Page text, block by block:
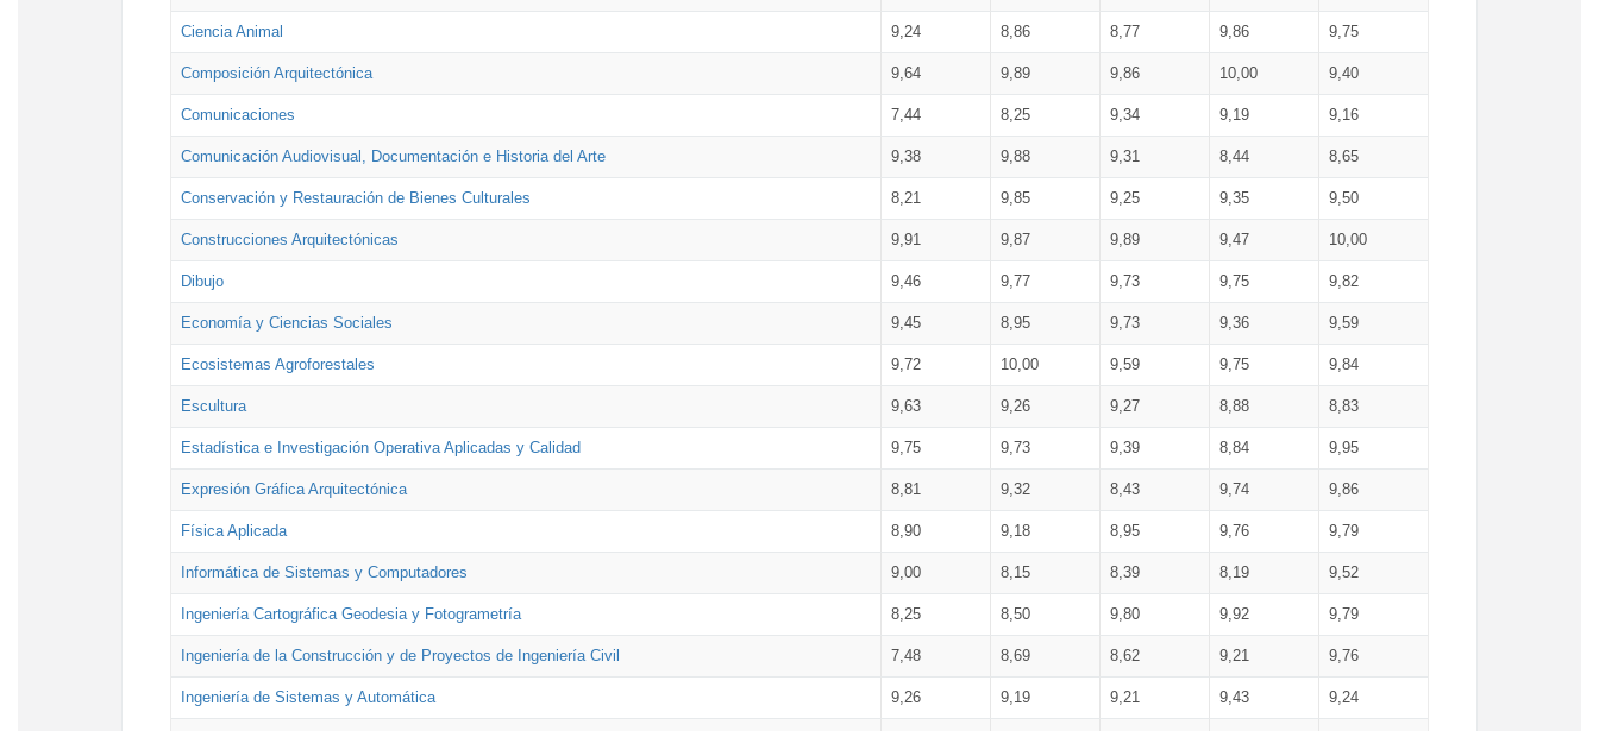
Ciencia Animal 9,24 8,86 8,77 9,86 9,75
Composición Arquitectónica 9,64 9,89 9,86 10,00 9,40
Comunicaciones 7,44 8,25 9,34 9,19 9,16
Comunicación Audiovisual, Documentación e Historia del Arte 9,38 9,88 9,31 8,44 8,65
Conservación y Restauración de Bienes Culturales 8,21 9,85 9,25 9,35 9,50
Construcciones Arquitectónicas 9,91 9,87 9,89 9,47 10,00
Dibujo 9,46 9,77 9,73 9,75 9,82
Economía y Ciencias Sociales 9,45 8,95 9,73 9,36 9,59
Ecosistemas Agroforestales 9,72 10,00 9,59 9,75 9,84
Escultura 9,63 9,26 9,27 8,88 8,83
Estadística e Investigación Operativa Aplicadas y Calidad 9,75 9,73 9,39 8,84 9,95
Expresión Gráfica Arquitectónica 8,81 9,32 8,43 9,74 9,86
Física Aplicada 8,90 9,18 8,95 9,76 9,79
Informática de Sistemas y Computadores 9,00 8,15 8,39 8,19 9,52
Ingeniería Cartográfica Geodesia y Fotogrametría 8,25 8,50 9,80 9,92 9,79
Ingeniería de la Construcción y de Proyectos de Ingeniería Civil 7,48 8,69 8,62 9,21 9,76
Ingeniería de Sistemas y Automática 9,26 9,19 9,21 9,43 9,24